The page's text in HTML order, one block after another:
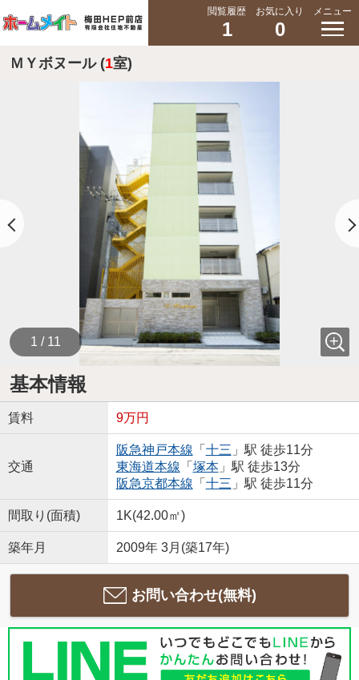
閲覧履歴
1
お気に入り
0
メニュー
ＭＹボヌール (1室)
1 / 11
基本情報
賃料 9万円
交通
阪急神戸本線 「 十三 」駅 徒歩11分
東海道本線 「 塚本」駅 徒歩13分
阪急京都本線 「 十三 」駅 徒歩11分
間取り(面積) 1K(42.00㎡)
築年月 2009年 3月(築17年)
お問い合わせ(無料)